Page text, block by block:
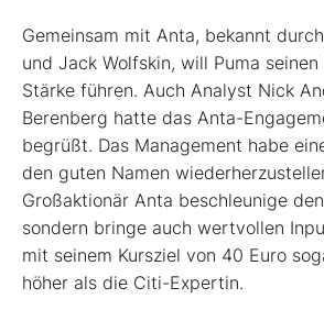
Gemeinsam mit Anta, bekannt
und Jack Wolfskin, will Puma
Stärke führen. Auch Analyst Nick
Berenberg hatte das Anta-
begrüßt. Das Management habe
den guten Namen
Großaktionär Anta beschleunige
sondern bringe auch wertvollen
mit seinem Kursziel von 40 Euro
höher als die Citi-Expertin.